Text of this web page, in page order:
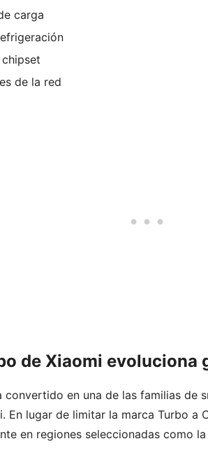
carga
de la red
de Xiaomi evoluciona
convertido en una de las familias de
En lugar de limitar la marca Turbo a
en regiones seleccionadas como la